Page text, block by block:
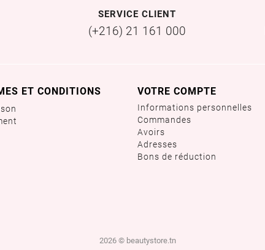
SERVICE CLIENT
(+216) 21 161 000
ET CONDITIONS VOTRE COMPTE
Informations personnelles
Commandes
Avoirs
Adresses
Bons de réduction
2026 © beautystore.tn